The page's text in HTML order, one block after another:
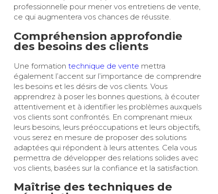
professionnelle pour mener vos entretiens de vente,
ce qui augmentera vos chances de réussite.
Compréhension approfondie
des besoins des clients
Une formation technique de vente mettra
également l’accent sur l’importance de comprendre
les besoins et les désirs de vos clients. Vous
apprendrez à poser les bonnes questions, à écouter
attentivement et à identifier les problèmes auxquels
vos clients sont confrontés. En comprenant mieux
leurs besoins, leurs préoccupations et leurs objectifs,
vous serez en mesure de proposer des solutions
adaptées qui répondent à leurs attentes. Cela vous
permettra de développer des relations solides avec
vos clients, basées sur la confiance et la satisfaction.
Maîtrise des techniques de